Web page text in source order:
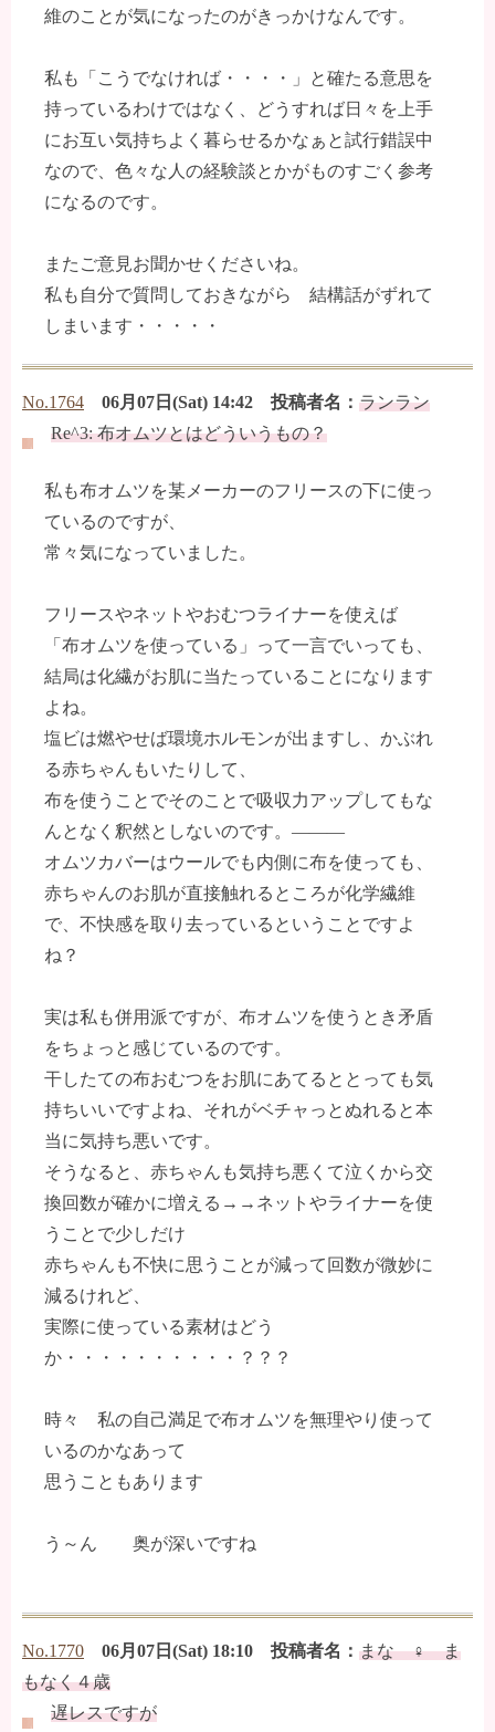
維のことが気になったのがきっかけなんです。
私も「こうでなければ・・・・」と確たる意思を
持っているわけではなく、どうすれば日々を上手
にお互い気持ちよく暮らせるかなぁと試行錯誤中
なので、色々な人の経験談とかがものすごく参考
になるのです。
またご意見お聞かせくださいね。
私も自分で質問しておきながら 結構話がずれて
しまいます・・・・・
No.1764 06月07日(Sat) 14:42 投稿者名： ランラン
Re^3: 布オムツとはどういうもの？
私も布オムツを某メーカーのフリースの下に使っ
ているのですが、
常々気になっていました。
フリースやネットやおむつライナーを使えば
「布オムツを使っている」って一言でいっても、
結局は化繊がお肌に当たっていることになります
よね。
塩ビは燃やせば環境ホルモンが出ますし、かぶれ
る赤ちゃんもいたりして、
布を使うことでそのことで吸収力アップしてもな
んとなく釈然としないのです。―――
オムツカバーはウールでも内側に布を使っても、
赤ちゃんのお肌が直接触れるところが化学繊維
で、不快感を取り去っているということですよ
ね？
実は私も併用派ですが、布オムツを使うとき矛盾
をちょっと感じているのです。
干したての布おむつをお肌にあてるととっても気
持ちいいですよね、それがベチャっとぬれると本
当に気持ち悪いです。
そうなると、赤ちゃんも気持ち悪くて泣くから交
換回数が確かに増える→→ネットやライナーを使
うことで少しだけ
赤ちゃんも不快に思うことが減って回数が微妙に
減るけれど、
実際に使っている素材はどう
か・・・・・・・・・・？？？
時々 私の自己満足で布オムツを無理やり使って
いるのかなあって
思うこともあります
う～ん 奥が深いですね
No.1770 06月07日(Sat) 18:10 投稿者名： まな ♀ ま
もなく４歳
遅レスですが